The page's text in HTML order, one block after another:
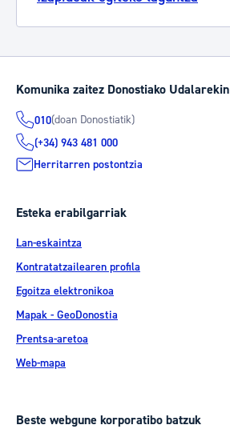
Komunika zaitez Donostiako Udalarekin
010(doan Donostiatik)
(+34) 943 481 000
Herritarren postontzia
Esteka erabilgarriak
Lan-eskaintza
Kontratatzailearen profila
Egoitza elektronikoa
Mapak - GeoDonostia
Prentsa-aretoa
Web-mapa
Beste webgune korporatibo batzuk